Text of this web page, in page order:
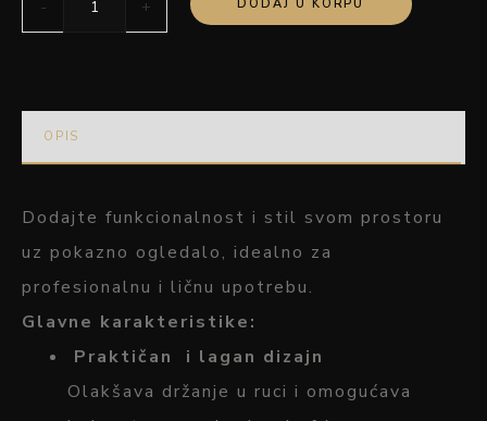
- + DODAJ U KORPU
OPIS
Dodajte funkcionalnost i stil svom prostoru
uz pokazno ogledalo, idealno za
profesionalnu i ličnu upotrebu.
Glavne karakteristike:
Praktičan
i lagan dizajn
Olakšava držanje u ruci i omogućava